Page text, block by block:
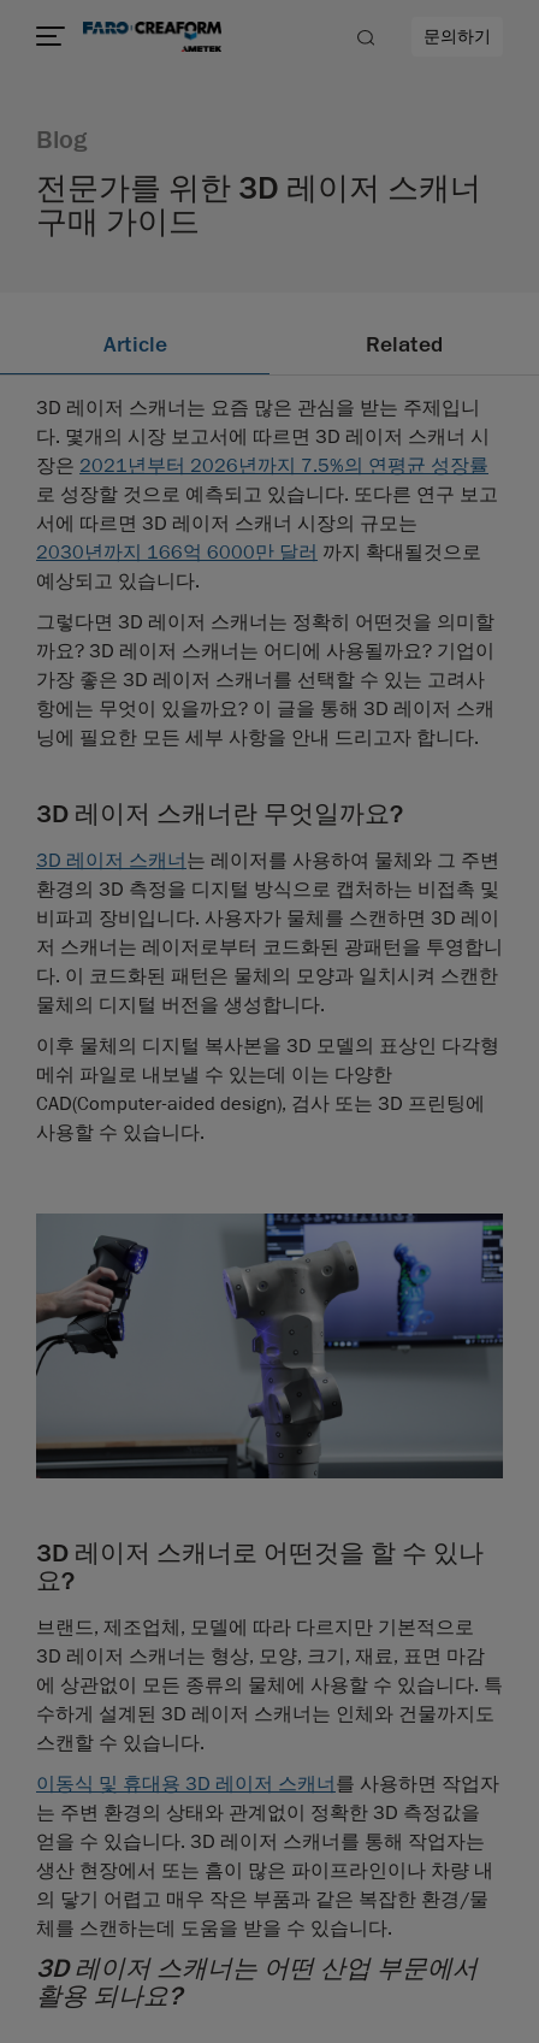
문의하기
Blog
전문가를 위한 3D 레이저 스캐너
구매 가이드
Article Related
3D 레이저 스캐너는 요즘 많은 관심을 받는 주제입니
다. 몇개의 시장 보고서에 따르면 3D 레이저 스캐너 시
장은 2021년부터 2026년까지 7.5%의 연평균 성장률
로 성장할 것으로 예측되고 있습니다. 또다른 연구 보고
서에 따르면 3D 레이저 스캐너 시장의 규모는
2030년까지 166억 6000만 달러 까지 확대될것으로
예상되고 있습니다.
그렇다면 3D 레이저 스캐너는 정확히 어떤것을 의미할
까요? 3D 레이저 스캐너는 어디에 사용될까요? 기업이
가장 좋은 3D 레이저 스캐너를 선택할 수 있는 고려사
항에는 무엇이 있을까요? 이 글을 통해 3D 레이저 스캐
닝에 필요한 모든 세부 사항을 안내 드리고자 합니다.
3D 레이저 스캐너란 무엇일까요?
3D 레이저 스캐너 는 레이저를 사용하여 물체와 그 주변
환경의 3D 측정을 디지털 방식으로 캡처하는 비접촉 및
비파괴 장비입니다. 사용자가 물체를 스캔하면 3D 레이
저 스캐너는 레이저로부터 코드화된 광패턴을 투영합니
다. 이 코드화된 패턴은 물체의 모양과 일치시켜 스캔한
물체의 디지털 버전을 생성합니다.
이후 물체의 디지털 복사본을 3D 모델의 표상인 다각형
메쉬 파일로 내보낼 수 있는데 이는 다양한
CAD(Computer-aided design), 검사 또는 3D 프린팅에
사용할 수 있습니다.
3D 레이저 스캐너로 어떤것을 할 수 있나
요?
브랜드, 제조업체, 모델에 따라 다르지만 기본적으로
3D 레이저 스캐너는 형상, 모양, 크기, 재료, 표면 마감
에 상관없이 모든 종류의 물체에 사용할 수 있습니다. 특
수하게 설계된 3D 레이저 스캐너는 인체와 건물까지도
스캔할 수 있습니다.
이동식 및 휴대용 3D 레이저 스캐너를 사용하면 작업자
는 주변 환경의 상태와 관계없이 정확한 3D 측정값을
얻을 수 있습니다. 3D 레이저 스캐너를 통해 작업자는
생산 현장에서 또는 흠이 많은 파이프라인이나 차량 내
의 닿기 어렵고 매우 작은 부품과 같은 복잡한 환경/물
체를 스캔하는데 도움을 받을 수 있습니다.
3D 레이저 스캐너는 어떤 산업 부문에서
활용 되나요?